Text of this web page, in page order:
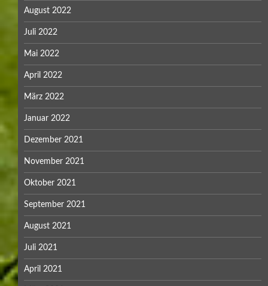
August 2022
Juli 2022
Mai 2022
April 2022
März 2022
Januar 2022
Dezember 2021
November 2021
Oktober 2021
September 2021
August 2021
Juli 2021
April 2021